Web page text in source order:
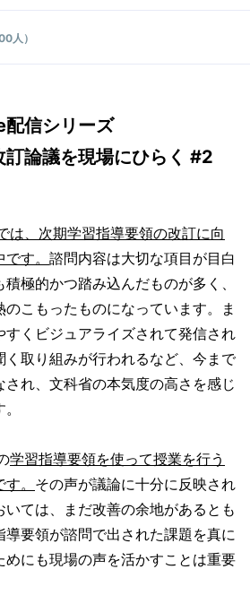
人）
信シリーズ
論議を現場にひらく #2
は、次期学習指導要領の改訂に向
す。 諮問内容は大切な項目が目白
極的かつ踏み込んだものが多く、
こもったものになっています。ま
すくビジュアライズされて発信され
く取り組みが行われるなど、今まで
れ、文科省の本気度の高さを感じ
学習指導要領を使って授業を行う
。 その声が議論に十分に反映され
ては、まだ改善の余地があるとも
要領が諮問で出された課題を真に
めにも現場の声を活かすことは重要